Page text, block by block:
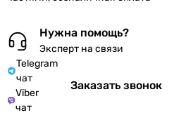
Нужна помощь?
Эксперт на связи
Telegram
чат
Viber
чат
Заказать звонок